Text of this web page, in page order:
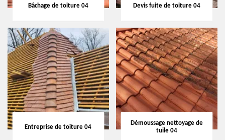
Bâchage de toiture 04 Devis fuite de toiture 04
Entreprise de toiture 04
Démoussage nettoyage de
tuile 04